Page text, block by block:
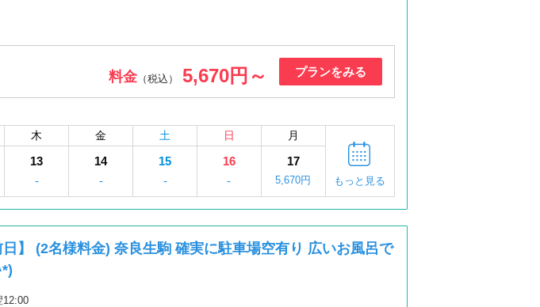
料金（税込） 5,670円～ プランをみる
木 金 土 日 月
13
-
14
-
15
-
16
-
17
5,670円 もっと見る
日】 (2名様料金) 奈良生駒 確実に駐車場空有り 広いお風呂で
12:00